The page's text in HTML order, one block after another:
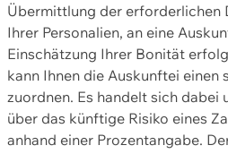
Übermittlung der erforderlichen
Ihrer Personalien, an eine
Einschätzung Ihrer Bonität
kann Ihnen die Auskunftei einen
zuordnen. Es handelt sich dabei
über das künftige Risiko eines
anhand einer Prozentangabe.